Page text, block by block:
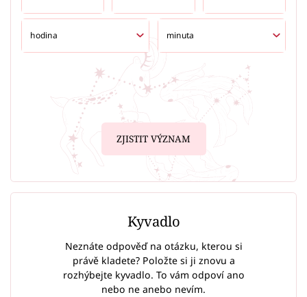
ZJISTIT VÝZNAM
Kyvadlo
Neznáte odpověď na otázku, kterou si
právě kladete? Položte si ji znovu a
rozhýbejte kyvadlo. To vám odpoví ano
nebo ne anebo nevím.